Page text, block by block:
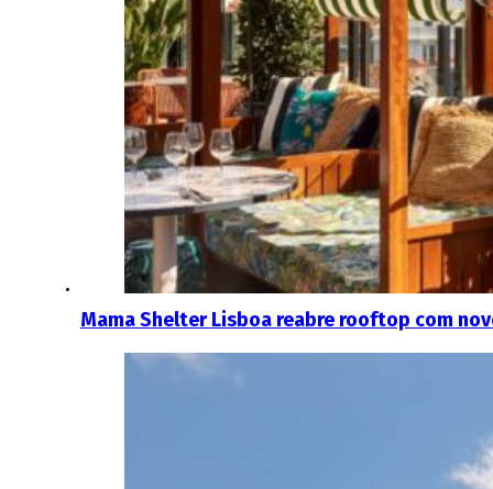
Mama Shelter Lisboa reabre rooftop com